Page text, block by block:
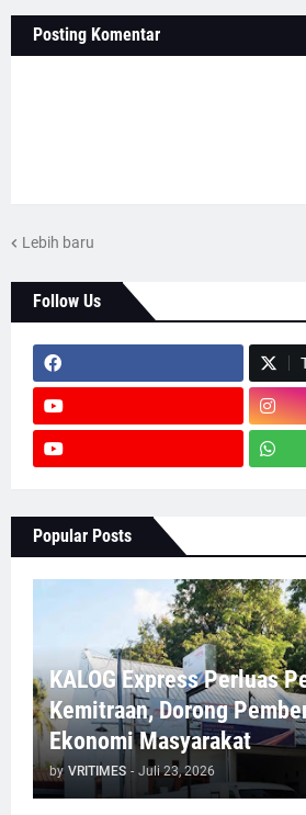
Posting Komentar
Lebih baru
Follow Us
Popular Posts
KALOG Express Perluas
Kemitraan, Dorong
Ekonomi Masyarakat
by VRITIMES - Juli 23, 2026